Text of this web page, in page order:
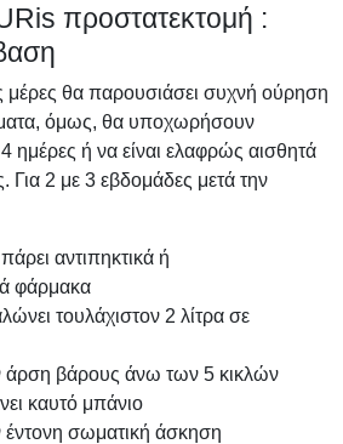
προστατεκτομή :
μέρες θα παρουσιάσει συχνή ούρηση
όμως, θα υποχωρήσουν
ημέρες ή να είναι ελαφρώς αισθητά
Για 2 με 3 εβδομάδες μετά την
αντιπηκτικά ή
φάρμακα
τουλάχιστον 2 λίτρα σε
άρση βάρους άνω των 5 κικλών
καυτό μπάνιο
έντονη σωματική άσκηση